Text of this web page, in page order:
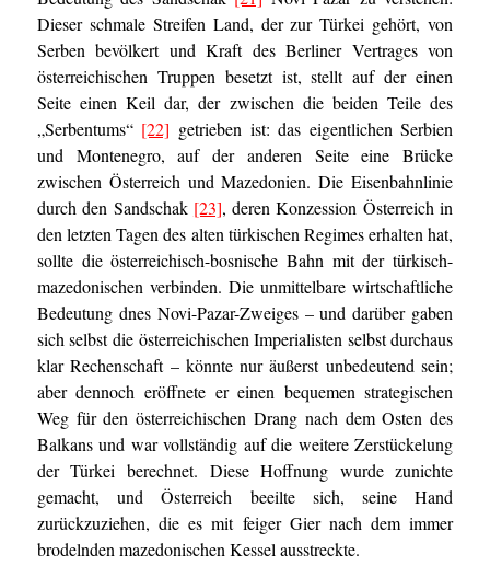
Dieser schmale Streifen Land, der zur Türkei gehört, von
Serben bevölkert und Kraft des Berliner Vertrages von
österreichischen Truppen besetzt ist, stellt auf der einen
Seite einen Keil dar, der zwischen die beiden Teile des
„Serbentums“ [22] getrieben ist: das eigentlichen Serbien
und Montenegro, auf der anderen Seite eine Brücke
zwischen Österreich und Mazedonien. Die Eisenbahnlinie
durch den Sandschak [23], deren Konzession Österreich in
den letzten Tagen des alten türkischen Regimes erhalten hat,
sollte die österreichisch-bosnische Bahn mit der türkisch-
mazedonischen verbinden. Die unmittelbare wirtschaftliche
Bedeutung dnes Novi-Pazar-Zweiges – und darüber gaben
sich selbst die österreichischen Imperialisten selbst durchaus
klar Rechenschaft – könnte nur äußerst unbedeutend sein;
aber dennoch eröffnete er einen bequemen strategischen
Weg für den österreichischen Drang nach dem Osten des
Balkans und war vollständig auf die weitere Zerstückelung
der Türkei berechnet. Diese Hoffnung wurde zunichte
gemacht, und Österreich beeilte sich, seine Hand
zurückzuziehen, die es mit feiger Gier nach dem immer
brodelnden mazedonischen Kessel ausstreckte.